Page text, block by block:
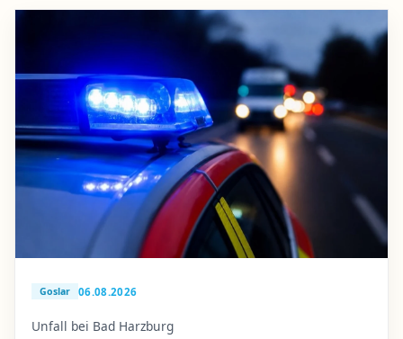
Goslar 06.08.2026
Unfall bei Bad Harzburg